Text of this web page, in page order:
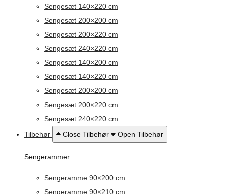
Sengesæt 140×220 cm
Sengesæt 200×200 cm
Sengesæt 200×220 cm
Sengesæt 240×220 cm
Sengesæt 140×200 cm
Sengesæt 140×220 cm
Sengesæt 200×200 cm
Sengesæt 200×220 cm
Sengesæt 240×220 cm
Tilbehør
Close Tilbehør Open Tilbehør
Sengerammer
Sengeramme 90×200 cm
Sengeramme 90×210 cm